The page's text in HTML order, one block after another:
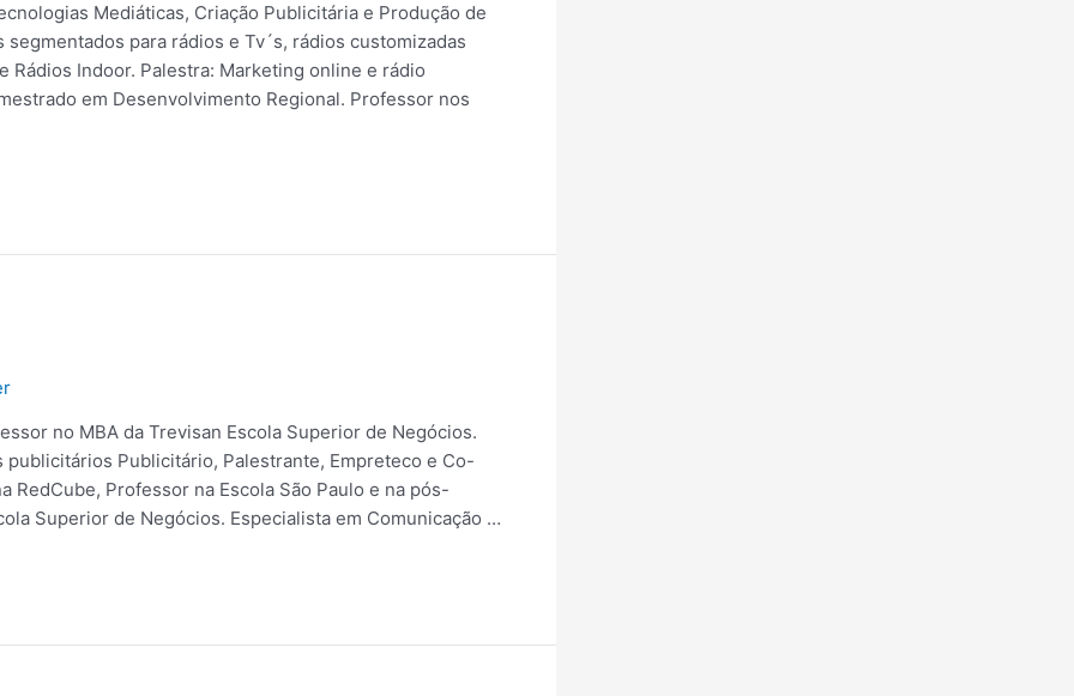
Mediáticas, Criação Publicitária e Produção de
para rádios e Tv´s, rádios customizadas
Rádios Indoor. Palestra: Marketing online e rádio
em Desenvolvimento Regional. Professor nos
no MBA da Trevisan Escola Superior de Negócios.
Publicitário, Palestrante, Empreteco e Co-
Professor na Escola São Paulo e na pós-
Superior de Negócios. Especialista em Comunicação …